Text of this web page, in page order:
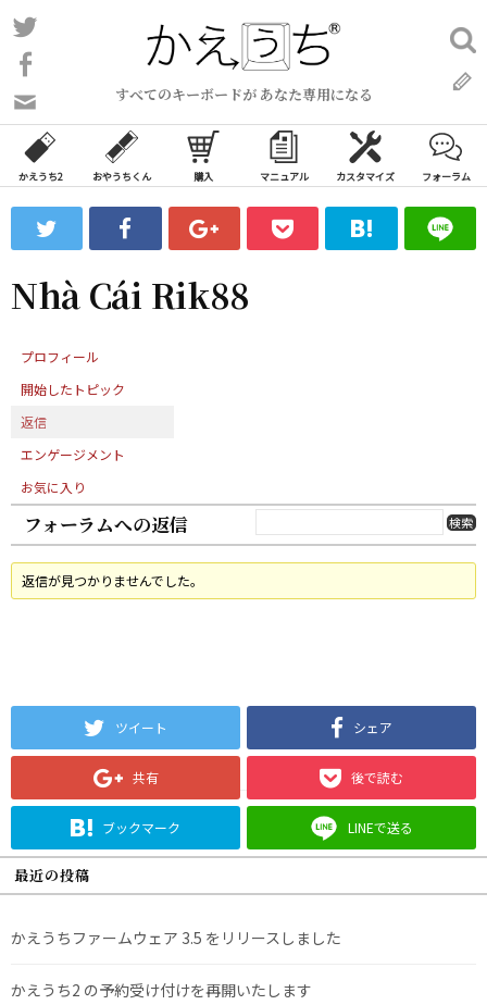
コ
ン
ン
ツ
ス
ッ
プ
すべてのキーボードが あなた専用になる
い
合
わ
フ
ォ
ム
検
索:
かえうち2 おやうちくん 購入 マニュアル カスタマイズ フォーラム
Nhà Cái Rik88
プロフィール
開始したトピック
返信
エンゲージメント
お気に入り
フォーラムへの返信
返信が見つかりませんでした。
ツイート シェア
共有 後で読む
ブックマーク LINEで送る
最近の投稿
かえうちファームウェア 3.5 をリリースしました
かえうち2 の予約受け付けを再開いたします